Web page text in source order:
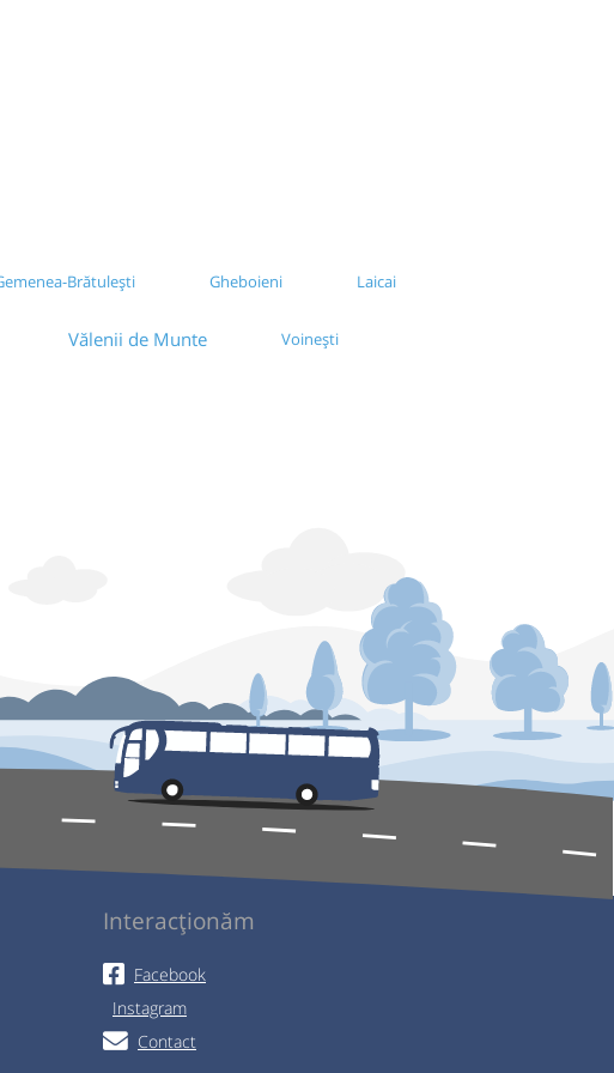
Brătulești Gheboieni Laicai
Vălenii de Munte Voinești
Interacționăm
Facebook
Instagram
Contact